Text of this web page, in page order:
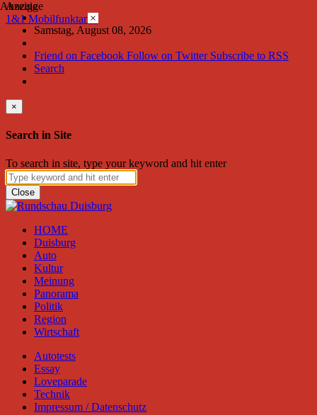
Samstag, August 08, 2026
Friend on Facebook Follow on Twitter Subscribe to RSS
Search
×
Search in Site
To search in site, type your keyword and hit enter
Close
HOME
Duisburg
Auto
Kultur
Meinung
Panorama
Politik
Region
Wirtschaft
Autotests
Essay
Loveparade
Technik
Impressum / Datenschutz
Anzeige
×
1&1 Mobilfunktarife
Anzeige